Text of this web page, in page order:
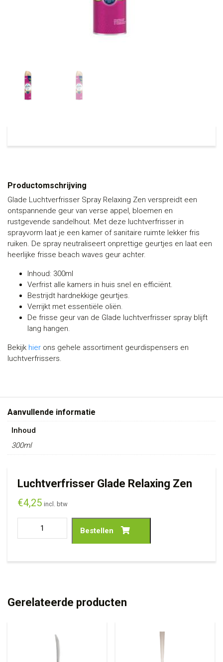
Productomschrijving
Glade Luchtverfrisser Spray Relaxing Zen verspreidt een
ontspannende geur van verse appel, bloemen en
rustgevende sandelhout. Met deze luchtverfrisser in
sprayvorm laat je een kamer of sanitaire ruimte lekker fris
ruiken. De spray neutraliseert onprettige geurtjes en laat een
heerlijke frisse beach waves geur achter.
Inhoud: 300ml
Verfrist alle kamers in huis snel en efficiënt.
Bestrijdt hardnekkige geurtjes.
Verrijkt met essentiële oliën.
De frisse geur van de Glade luchtverfrisser spray blijft
lang hangen.
Bekijk hier ons gehele assortiment geurdispensers en
luchtverfrissers.
Aanvullende informatie
Inhoud
300ml
Luchtverfrisser Glade Relaxing Zen
€4,25 incl. btw
Bestellen
Gerelateerde producten